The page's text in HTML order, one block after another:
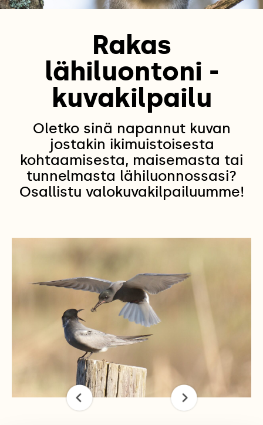
Rakas
lähiluontoni -
kuvakilpailu
Oletko sinä napannut kuvan
jostakin ikimuistoisesta
kohtaamisesta, maisemasta tai
tunnelmasta lähiluonnossasi?
Osallistu valokuvakilpailuumme!